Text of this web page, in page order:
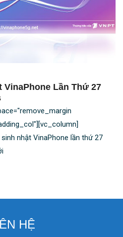
VinaPhone Lần Thứ 27
nhật VinaPhone lần thứ 27
HỆ